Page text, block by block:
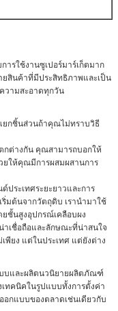
ารใช้งานซูเปอร์มาร์เก็ตมาก
ยสินค้าที่มีประสิทธิภาพและเป็น
วามสะอาดทุกวัน
แยกชิ้นส่วนถ้าคุณไม่ทราบวิธี
กต่างกัน คุณสามารถบอกให้
ยให้คุณมีการผสมผสานการ
ประเทศระยะยาวและการ
มต้นจากวัตถุดิบ เรานำมาใช้
ยชั้นสูงอุปกรณ์เคลือบผง
เชื่อถือและลักษณะที่น่าสนใจ
พียง แต่ในประเทศ แต่ยังต่าง
บบและผลิตนวนิยายผลิตภัณฑ์
ทคนิคในรูปแบบทั้งการตั้งค่า
กแบบของตลาดเช่นเดียวกับ